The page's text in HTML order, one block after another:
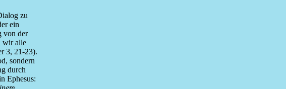
zu
ein
von der
wir alle
3, 21-23).
sondern
durch
Ephesus: